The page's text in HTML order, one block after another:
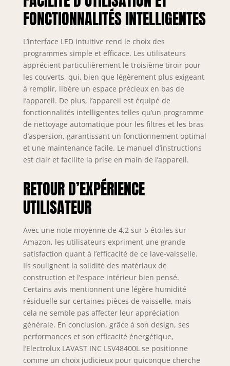
FONCTIONNALITÉS INTELLIGENTES
L’interface LED intuitive rend le choix des
programmes simple et efficace. Les utilisateurs
apprécient particulièrement le troisième tiroir pour
les couverts, qui, bien que légèrement plus exigeant
à remplir, libère un espace précieux en bas de
l’appareil. De plus, l’appareil est équipé de
fonctionnalités intelligentes telles qu’un programme
de nettoyage automatique pour les filtres et les bras
d’aspersion, garantissant un fonctionnement optimal
et une maintenance facile. Le manuel d’instructions
est clair et facilite la prise en main de l’appareil.
RETOUR D’EXPÉRIENCE
UTILISATEUR
Avec une note moyenne de 4,2 sur 5 étoiles sur
Amazon, les utilisateurs expriment une grande
satisfaction quant à l’efficacité de ce lave-vaisselle.
Ils soulignent la solidité des matériaux de
construction et l’espace intérieur bien pensé.
Certains avis mentionnent une légère humidité
résiduelle sur certaines pièces de vaisselle, mais
cela ne semble pas affecter leur appréciation
générale. En conclusion, grâce à son design, ses
performances et son efficacité énergétique,
l’Electrolux LAVAST INC LSV48400L se positionne
comme un choix judicieux pour quiconque cherche